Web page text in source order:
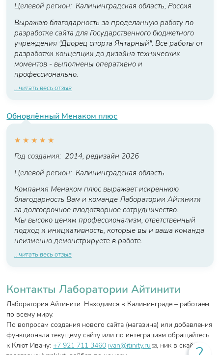
Целевой регион: Калининградская область, Россия
Выражаю благодарность за проделанную работу по
разработке сайта для Государственного бюджетного
учреждения "Дворец спорта Янтарный". Все работы от
разработки концепции до дизайна технических
моментов - выполнены оперативно и
профессионально.
.. читать весь отзыв
Обновлённый Менаком плюс
★ ★ ★ ★ ★
Год создания: 2014, редизайн 2026
Целевой регион: Калининградская область
Компания Менаком плюс выражает искреннюю
благодарность Вам и команде Лаборатории Айтинити
за долгосрочное плодотворное сотрудничество.
Мы высоко ценим профессионализм, ответственный
подход и инициативность, которые вы и ваша команда
неизменно демонстрируете в работе.
.. читать весь отзыв
Контакты Лаборатории Айтинити
Лаборатория Айтинити. Находимся в Калининграде – работаем
по всему миру.
По вопросам создания нового сайта (магазина) или добавления
функционала текущему сайту или по интеграциям обращайтесь
к Клют Ивану:+7 921 711 3460 ivan@itinity.ru(link sends e-mail)
, ник в скайпе и